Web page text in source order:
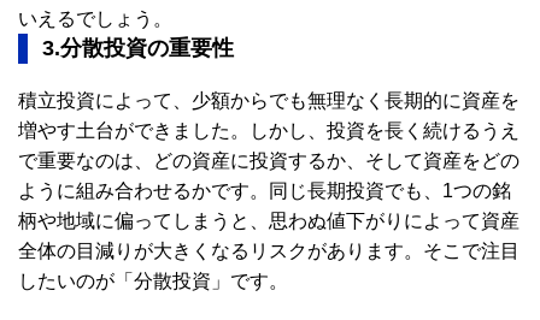
いえるでしょう。
3.分散投資の重要性
積立投資によって、少額からでも無理なく長期的に資産を
増やす土台ができました。しかし、投資を長く続けるうえ
で重要なのは、どの資産に投資するか、そして資産をどの
ように組み合わせるかです。同じ長期投資でも、1つの銘
柄や地域に偏ってしまうと、思わぬ値下がりによって資産
全体の目減りが大きくなるリスクがあります。そこで注目
したいのが「分散投資」です。